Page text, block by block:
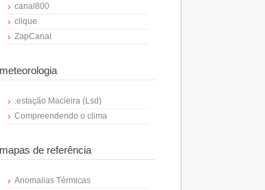
canal800
clique
ZapCanal
meteorologia
.estação Macieira (Lsd)
Compreendendo o clima
mapas de referência
Anomalias Térmicas